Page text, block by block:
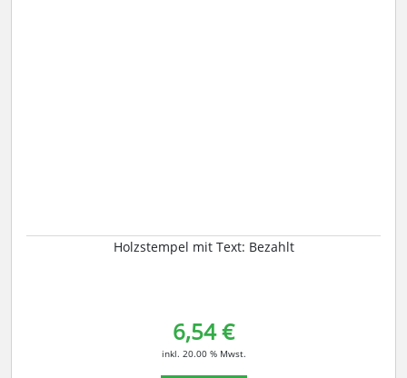
Holzstempel mit Text: Bezahlt
6,54 €
inkl. 20.00 % Mwst.